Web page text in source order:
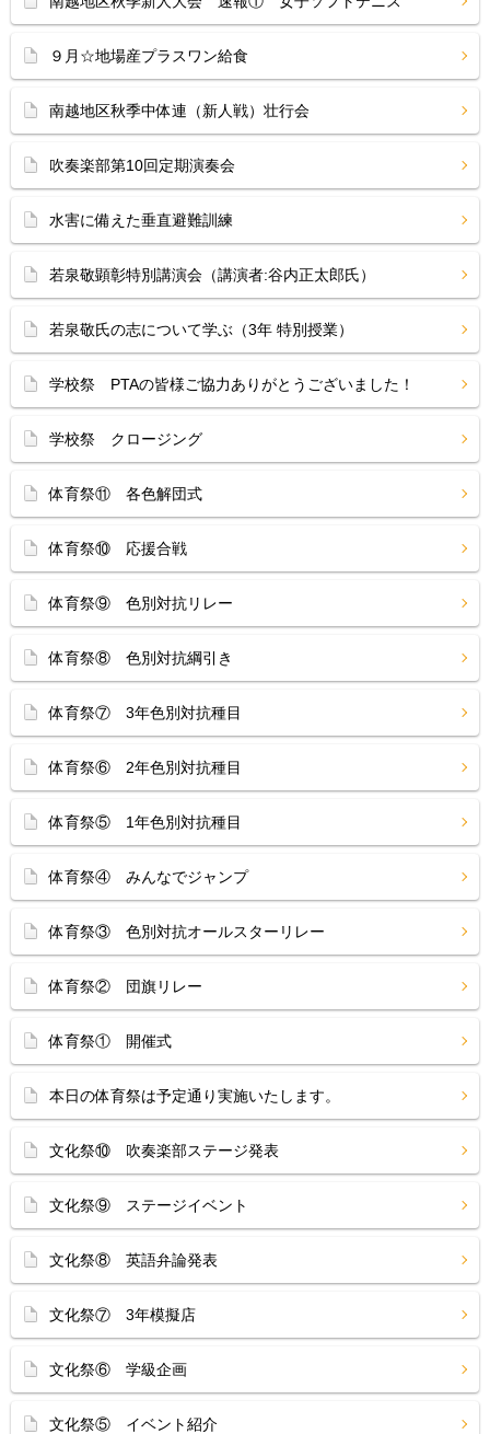
９月☆地場産プラスワン給食
南越地区秋季中体連（新人戦）壮行会
吹奏楽部第10回定期演奏会
水害に備えた垂直避難訓練
若泉敬顕彰特別講演会（講演者:谷内正太郎氏）
若泉敬氏の志について学ぶ（3年 特別授業）
学校祭 PTAの皆様ご協力ありがとうございました！
学校祭 クロージング
体育祭⑪ 各色解団式
体育祭⑩ 応援合戦
体育祭⑨ 色別対抗リレー
体育祭⑧ 色別対抗綱引き
体育祭⑦ 3年色別対抗種目
体育祭⑥ 2年色別対抗種目
体育祭⑤ 1年色別対抗種目
体育祭④ みんなでジャンプ
体育祭③ 色別対抗オールスターリレー
体育祭② 団旗リレー
体育祭① 開催式
本日の体育祭は予定通り実施いたします。
文化祭⑩ 吹奏楽部ステージ発表
文化祭⑨ ステージイベント
文化祭⑧ 英語弁論発表
文化祭⑦ 3年模擬店
文化祭⑥ 学級企画
文化祭⑤ イベント紹介